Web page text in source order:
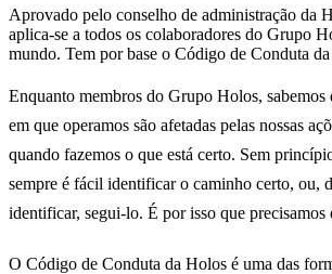
Aprovado pelo conselho de administração da
aplica-se a todos os colaboradores do Grupo
mundo. Tem por base o Código de Conduta
Enquanto membros do Grupo Holos, sabemos
em que operamos são afetadas pelas nossas
quando fazemos o que está certo. Sem
sempre é fácil identificar o caminho certo, ou,
identificar, segui-lo. É por isso que precisamos
O Código de Conduta da Holos é uma das